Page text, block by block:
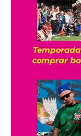
comprar